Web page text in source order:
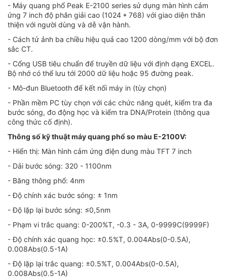
- Máy quang phổ Peak E-2100 series sử dụng màn hình cảm
ứng 7 inch độ phân giải cao (1024 * 768) với giao diện thân
thiện với người dùng và dễ vận hành.
- Cách tử ảnh ba chiều hiệu quả cao 1200 dòng/mm với bộ đơn
sắc CT.
- Cổng USB tiêu chuẩn để truyền dữ liệu với định dạng EXCEL.
Bộ nhớ có thể lưu tới 2000 dữ liệu hoặc 95 đường peak.
- Mô-đun Bluetooth để kết nối máy in (tùy chọn)
- Phần mềm PC tùy chọn với các chức năng quét, kiểm tra đa
bước sóng, đo động học và kiểm tra DNA/Protein (thông qua
công thức cố định).
Thông số kỹ thuật máy quang phổ so màu E-2100V:
- Hiển thị: Màn hình cảm ứng điện dung màu TFT 7 inch
- Dải bước sóng: 320 - 1100nm
- Băng thông phổ: 4nm
- Độ chính xác bước sóng: ± 1nm
- Độ lặp lại bước sóng: ≤0,5nm
- Phạm vi trắc quang: 0-200%T, -0.3 - 3A, 0-9999C(9999F)
- Độ chính xác quang học: ±0.5%T, 0.004Abs(0-0.5A),
0.008Abs(0.5-1A)
- Độ lặp lại trắc quang: ±0.5%T, 0.004Abs(0-0.5A),
0.008Abs(0.5-1A)